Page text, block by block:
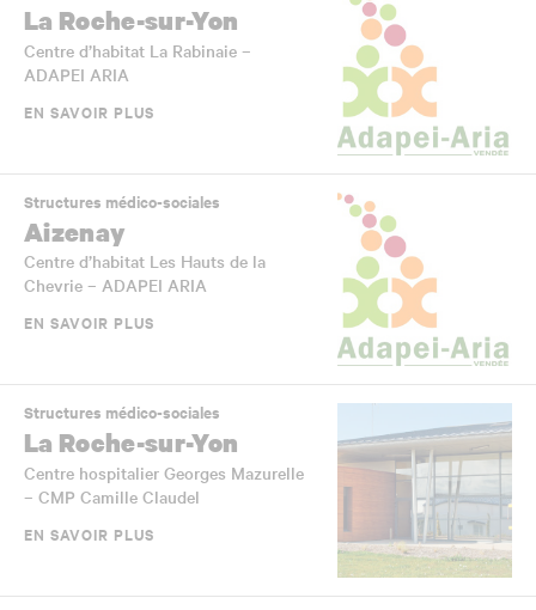
La Roche-sur-Yon
Centre d’habitat La Rabinaie –
ADAPEI ARIA
EN SAVOIR PLUS
Structures médico-sociales
Aizenay
Centre d’habitat Les Hauts de la
Chevrie – ADAPEI ARIA
EN SAVOIR PLUS
Structures médico-sociales
La Roche-sur-Yon
Centre hospitalier Georges Mazurelle
– CMP Camille Claudel
EN SAVOIR PLUS